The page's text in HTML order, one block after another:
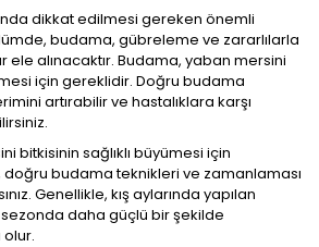
dikkat edilmesi gereken önemli
budama, gübreleme ve zararlılarla
alınacaktır. Budama, yaban mersini
için gereklidir. Doğru budama
artırabilir ve hastalıklara karşı
bitkisinin sağlıklı büyümesi için
doğru budama teknikleri ve zamanlaması
Genellikle, kış aylarında yapılan
daha güçlü bir şekilde
olur.